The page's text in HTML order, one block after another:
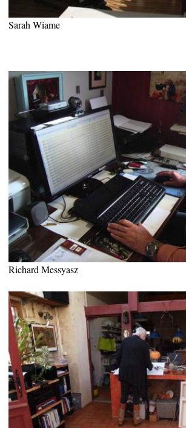
Sarah Wiame
Richard Messyasz